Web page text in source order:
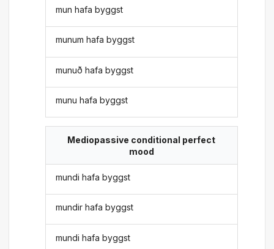
mun hafa byggst
munum hafa byggst
munuð hafa byggst
munu hafa byggst
Mediopassive conditional perfect
mood
mundi hafa byggst
mundir hafa byggst
mundi hafa byggst